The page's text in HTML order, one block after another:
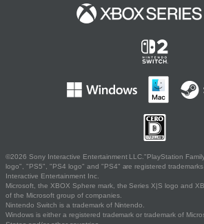
©2026 Sony Interactive Entertainment LLC."PlayStation
logo", "PS5", "PS4 logo" and "PS4" are registered
Interactive Entertainment Inc.
Microsoft, the XBOX Sphere mark, the Series X|S logo and
of the Microsoft group of companies.
Nintendo Switch is a trademark of Nintendo.
Windows is either a registered trademark or trademark of